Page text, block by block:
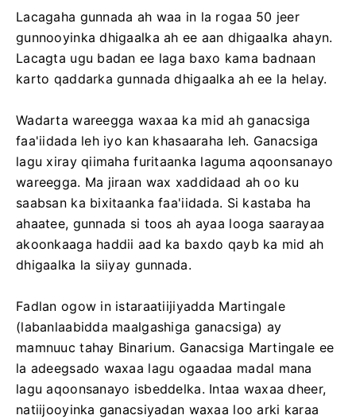
Lacagaha gunnada ah waa in la rogaa 50 jeer
gunnooyinka dhigaalka ah ee aan dhigaalka ahayn.
Lacagta ugu badan ee laga baxo kama badnaan
karto qaddarka gunnada dhigaalka ah ee la helay.
Wadarta wareegga waxaa ka mid ah ganacsiga
faa'iidada leh iyo kan khasaaraha leh. Ganacsiga
lagu xiray qiimaha furitaanka laguma aqoonsanayo
wareegga. Ma jiraan wax xaddidaad ah oo ku
saabsan ka bixitaanka faa'iidada. Si kastaba ha
ahaatee, gunnada si toos ah ayaa looga saarayaa
akoonkaaga haddii aad ka baxdo qayb ka mid ah
dhigaalka la siiyay gunnada.
Fadlan ogow in istaraatiijiyadda Martingale
(labanlaabidda maalgashiga ganacsiga) ay
mamnuuc tahay Binarium. Ganacsiga Martingale ee
la adeegsado waxaa lagu ogaadaa madal mana
lagu aqoonsanayo isbeddelka. Intaa waxaa dheer,
natiijooyinka ganacsiyadan waxaa loo arki karaa